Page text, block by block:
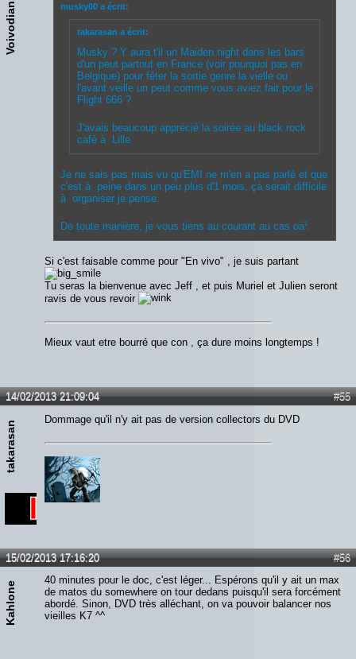
Voivodian musky00 a écrit:
takarasan a écrit:
Musky ? Y aura t'il un Maiden night dans les bars
d'un peut partout en France (voir pourquoi pas en
Belgique) pour fêter la sortie genre la vielle ou
l'avant veille un peut comme vous aviez fait pour le
Flight 666 ?
J'avais beaucoup apprécié la soirée au black rock
café à Lille
Je ne sais pas mais vu qu'EMI ne m'en a pas parlé et que
c'est à peine dans un peu plus d'1 mois, ça serait difficile
à organiser je pense.
De toute manière, je vous tiens au courant au cas oà¹.
Si c'est faisable comme pour "En vivo" , je suis partant
Tu seras la bienvenue avec Jeff , et puis Muriel et Julien seront
ravis de vous revoir
Mieux vaut etre bourré que con , ça dure moins longtemps !
#55
14/02/2013 21:09:04
takarasan
Dommage qu'il n'y ait pas de version collectors du DVD
#56
15/02/2013 17:16:20
Kahlone
40 minutes pour le doc, c'est léger... Espérons qu'il y ait un max
de matos du somewhere on tour dedans puisqu'il sera forcément
abordé. Sinon, DVD très alléchant, on va pouvoir balancer nos
vieilles K7 ^^